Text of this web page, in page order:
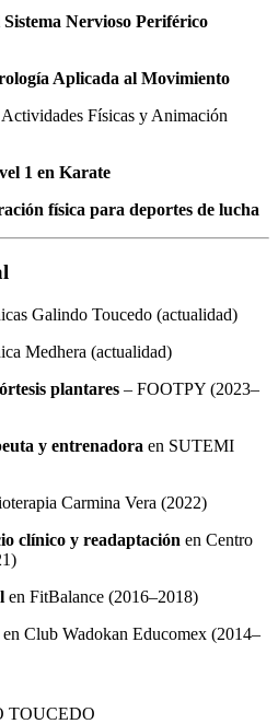
Nervioso Periférico
Aplicada al Movimiento
Físicas y Animación
1 en Karate
física para deportes de lucha
Galindo Toucedo (actualidad)
Medhera (actualidad)
plantares – FOOTPY (2023–
y entrenadora en SUTEMI
Carmina Vera (2022)
clínico y readaptación en Centro
en FitBalance (2016–2018)
en Club Wadokan Educomex (2014–